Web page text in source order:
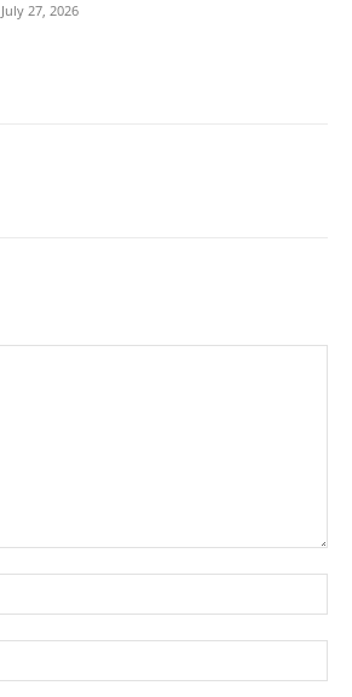
July 27, 2026